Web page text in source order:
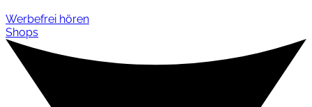
Werbefrei hören
Shops